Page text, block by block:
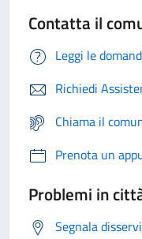
Contatta il
Leggi le
Richiedi
Chiama il
Prenota un
Problemi in
Segnala